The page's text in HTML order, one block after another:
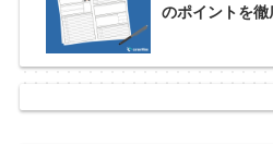
のポイントを徹